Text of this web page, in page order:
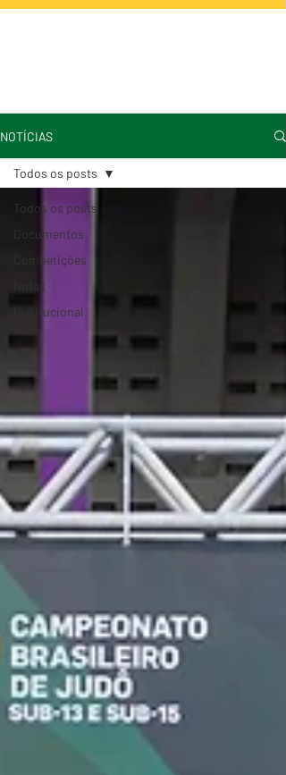
NOTÍCIAS
Todos os posts
Documentos
Competições
Notas
Institucional
Todos os posts